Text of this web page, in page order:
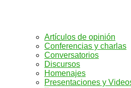
Artículos de opinión
Conferencias y charlas
Conversatorios
Discursos
Homenajes
Presentaciones y